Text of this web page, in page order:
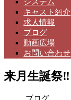
システム
キャスト紹介
求人情報
ブログ
動画広場
お問い合わせ
来月生誕祭‼️
ブログ